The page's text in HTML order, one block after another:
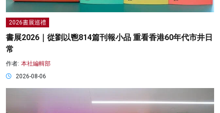
2026書展巡禮
書展2026｜從劉以鬯814篇刊報小品 重看香港60年代市井日
常
作者: 本社編輯部
2026-08-06